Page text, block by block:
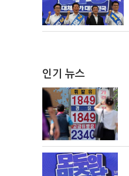
인기 뉴스